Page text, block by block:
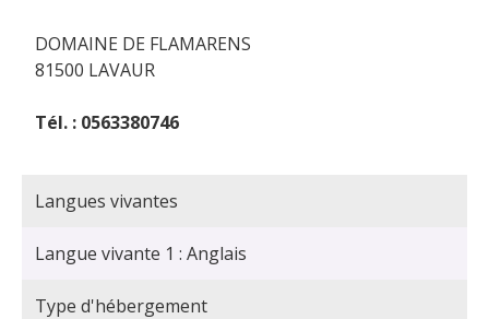
DOMAINE DE FLAMARENS
81500 LAVAUR
Tél. : 0563380746
Langues vivantes
Langue vivante 1 : Anglais
Type d'hébergement